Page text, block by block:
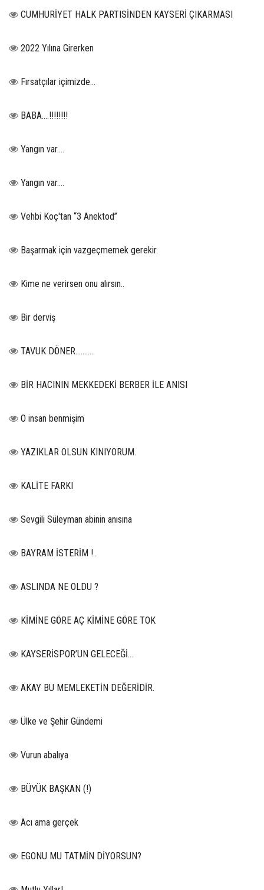
CUMHURİYET HALK PARTISİNDEN KAYSERİ ÇIKARMASI
2022 Yılına Girerken
Fırsatçılar içimizde…
BABA....!!!!!!!!
Yangın var….
Yangın var….
Vehbi Koç'tan “3 Anektod”
Başarmak için vazgeçmemek gerekir.
Kime ne verirsen onu alırsın..
Bir derviş
TAVUK DÖNER...........
BİR HACININ MEKKEDEKİ BERBER İLE ANISI
O insan benmişim
YAZIKLAR OLSUN KINIYORUM.
KALİTE FARKI
Sevgili Süleyman abinin anısına
BAYRAM İSTERİM !..
ASLINDA NE OLDU ?
KİMİNE GÖRE AÇ KİMİNE GÖRE TOK
KAYSERİSPOR’UN GELECEĞİ…
AKAY BU MEMLEKETİN DEĞERİDİR.
Ülke ve Şehir Gündemi
Vurun abalıya
BÜYÜK BAŞKAN (!)
Acı ama gerçek
EGONU MU TATMİN DİYORSUN?